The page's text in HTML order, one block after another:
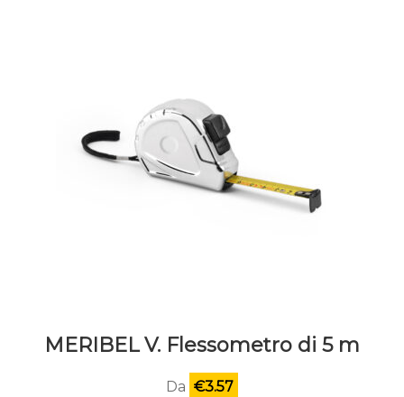
MERIBEL V. Flessometro di 5 m
Da €3.57